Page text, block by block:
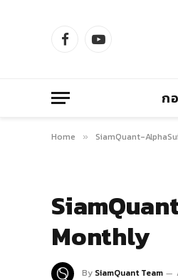
FacebookYouTube
ก
Home » SiamQuant-
Monthly
By SiamQuant Team